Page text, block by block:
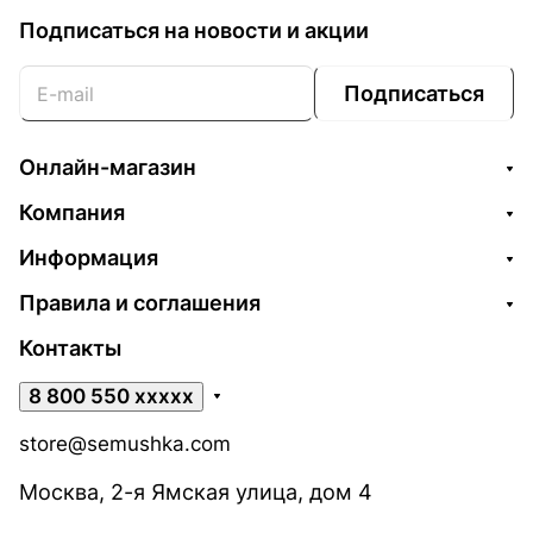
Подписаться на новости и акции
Подписаться
Онлайн-магазин
Компания
Информация
Правила и соглашения
Контакты
8 800 550 xxxxx
store@semushka.com
Москва, 2-я Ямская улица, дом 4